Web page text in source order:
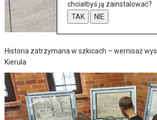
Historia zatrzymana w szkicach – wernisaż
Kierula
chciałbyś ją zainstalować?
TAK
NIE